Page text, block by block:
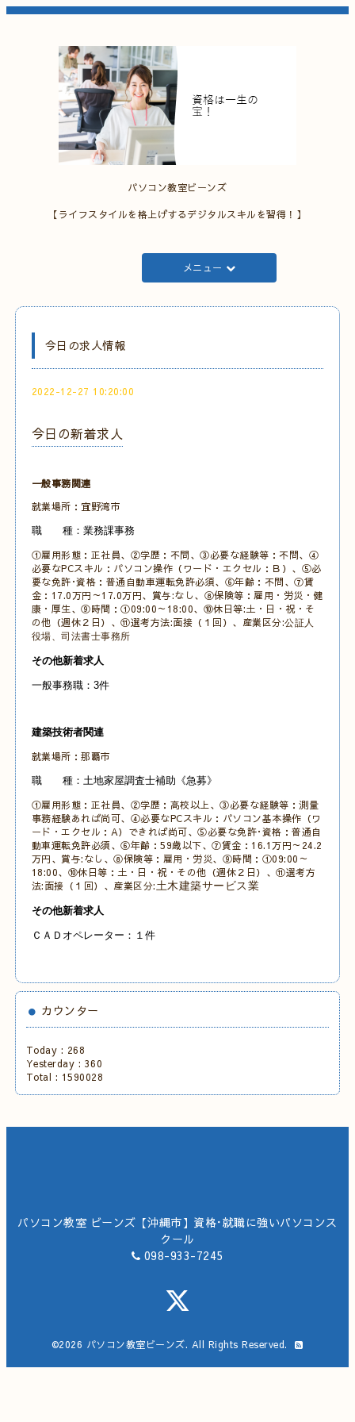
パソコン教室ビーンズ
【ライフスタイルを格上げするデジタルスキルを習得！】
メニュー
今日の求人情報
2022-12-27 10:20:00
今日の新着求人
一般事務関連
就業場所：宜野湾市
職 種：業務課事務
①雇用形態：正社員、②学歴：不問、③必要な経験等：不問、④
必要なPCスキル：パソコン操作（ワード・エクセル：Ｂ）、⑤必
要な免許･資格：普通自動車運転免許必須、⑥年齢：不問、⑦賃
金：17.0万円～17.0万円、賞与:なし、⑧保険等：雇用・労災・健
康・厚生、⑨時間：①09:00～18:00、⑩休日等:土・日・祝・そ
の他（週休２日）、⑪選考方法:面接（１回）、産業区分:公証人
役場、司法書士事務所
その他新着求人
一般事務職：3件
建築技術者関連
就業場所：那覇市
職 種：土地家屋調査士補助《急募》
①雇用形態：正社員、②学歴：高校以上、③必要な経験等：測量
事務経験あれば尚可、④必要なPCスキル：パソコン基本操作（ワ
ード・エクセル：A）できれば尚可、⑤必要な免許･資格：普通自
動車運転免許必須、⑥年齢：59歳以下、⑦賃金：16.1万円～24.2
万円、賞与:なし、⑧保険等：雇用・労災、⑨時間：①09:00～
18:00、⑩休日等：土・日・祝・その他 （週休２日）、⑪選考方
法:面接（１回）、産業区分:土木建築サービス業
その他新着求人
ＣＡＤオペレーター：１件
カウンター
Today : 268
Yesterday : 360
Total : 1590028
パソコン教室 ビーンズ【沖縄市】資格･就職に強いパソコンス
クール
098-933-7245
©2026 パソコン教室ビーンズ. All Rights Reserved.